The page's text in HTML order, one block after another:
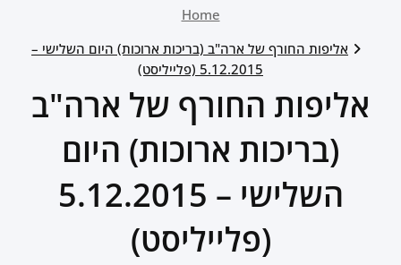
Home
אליפות החורף של ארה"ב (בריכות ארוכות) היום השלישי –
5.12.2015 (פלייליסט)
אליפות החורף של ארה"ב
(בריכות ארוכות) היום
השלישי – 5.12.2015
(פלייליסט)